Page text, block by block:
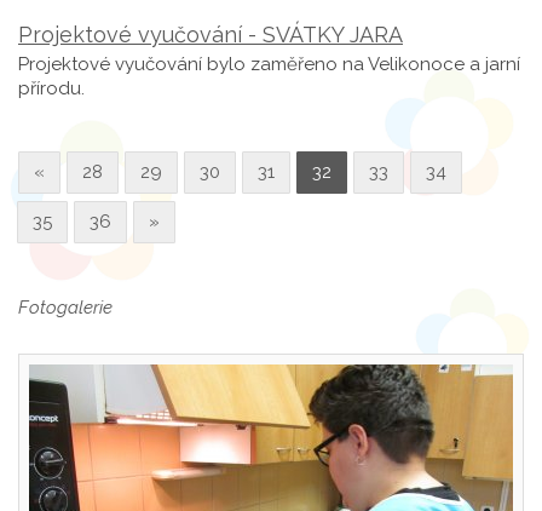
Projektové vyučování - SVÁTKY JARA
Projektové vyučování bylo zaměřeno na Velikonoce a jarní
přírodu.
« 28 29 30 31 32 33 34
35 36 »
Fotogalerie